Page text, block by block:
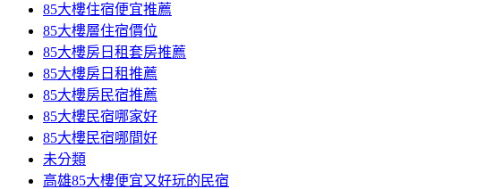
85大樓住宿便宜推薦
85大樓層住宿價位
85大樓房日租套房推薦
85大樓房日租推薦
85大樓房民宿推薦
85大樓民宿哪家好
85大樓民宿哪間好
未分類
高雄85大樓便宜又好玩的民宿